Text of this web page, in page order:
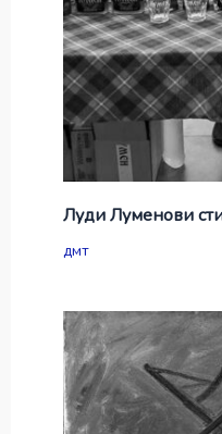
Луди Луменови
дмт